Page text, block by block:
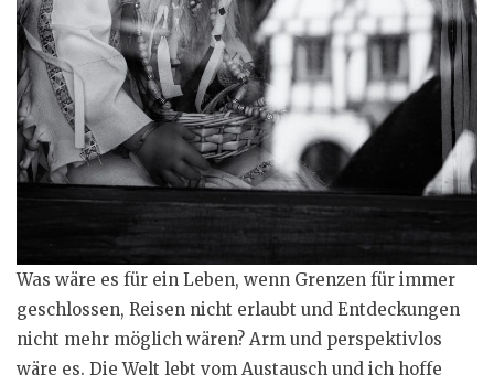
Was wäre es für ein Leben, wenn Grenzen für immer
geschlossen, Reisen nicht erlaubt und Entdeckungen
nicht mehr möglich wären? Arm und perspektivlos
wäre es. Die Welt lebt vom Austausch und ich hoffe